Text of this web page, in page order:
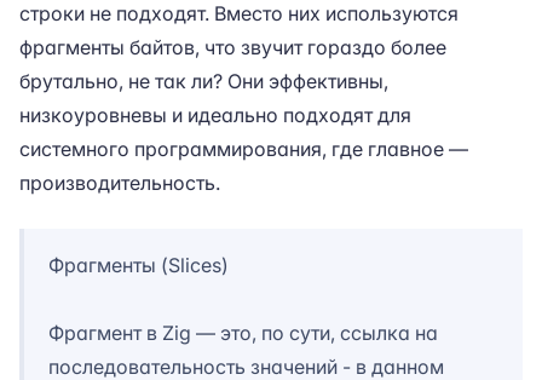
строки не подходят. Вместо них используются
фрагменты байтов, что звучит гораздо более
брутально, не так ли? Они эффективны,
низкоуровневы и идеально подходят для
системного программирования, где главное —
производительность.
Фрагменты (Slices)
Фрагмент в Zig — это, по сути, ссылка на
последовательность значений - в данном